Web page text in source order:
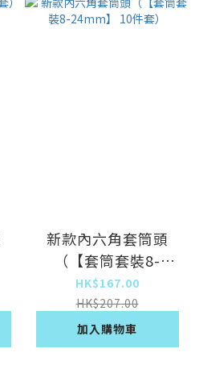
新款內六角套筒頭
（【套筒套裝8-
24mm】 10件套）
HK$167.00
HK$207.00
加入購物車